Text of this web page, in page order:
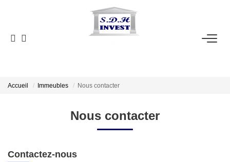
ACCUEIL
NOTRE AGENCE
ESTIMATION
Accueil Immeubles Nous contacter
Nous contacter
Contactez-nous